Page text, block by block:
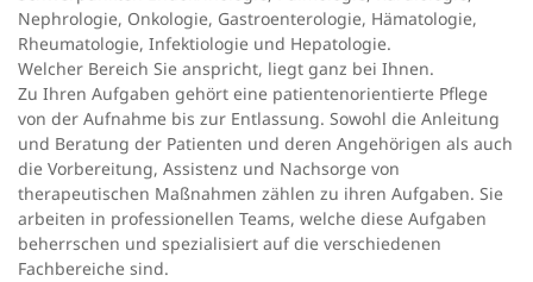
Nephrologie, Onkologie, Gastroenterologie, Hämatologie,
Rheumatologie, Infektiologie und Hepatologie.
Welcher Bereich Sie anspricht, liegt ganz bei Ihnen.
Zu Ihren Aufgaben gehört eine patientenorientierte Pflege
von der Aufnahme bis zur Entlassung. Sowohl die Anleitung
und Beratung der Patienten und deren Angehörigen als auch
die Vorbereitung, Assistenz und Nachsorge von
therapeutischen Maßnahmen zählen zu ihren Aufgaben. Sie
arbeiten in professionellen Teams, welche diese Aufgaben
beherrschen und spezialisiert auf die verschiedenen
Fachbereiche sind.